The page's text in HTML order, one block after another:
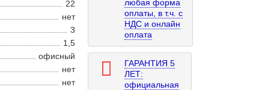
22
нет
3
1,5
офисный
нет
нет
любая форма
оплаты, в т.ч. с
НДС и онлайн
оплата
ГАРАНТИЯ 5
ЛЕТ:
официальная